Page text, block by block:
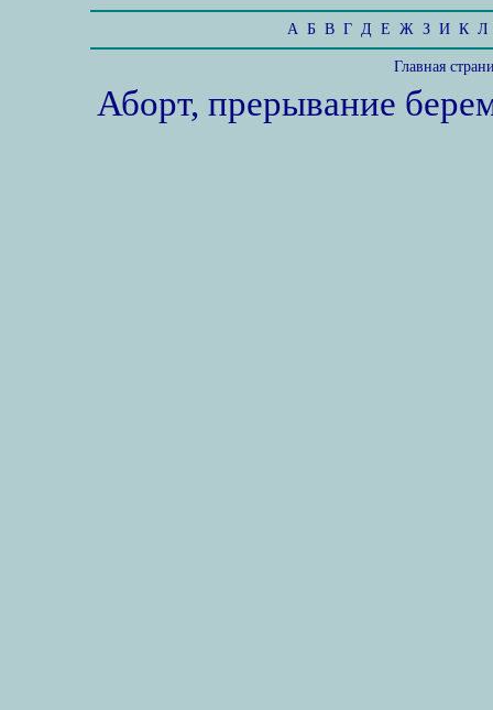
А Б В Г Д Е Ж З И К Л
Главная
Аборт, прерывание